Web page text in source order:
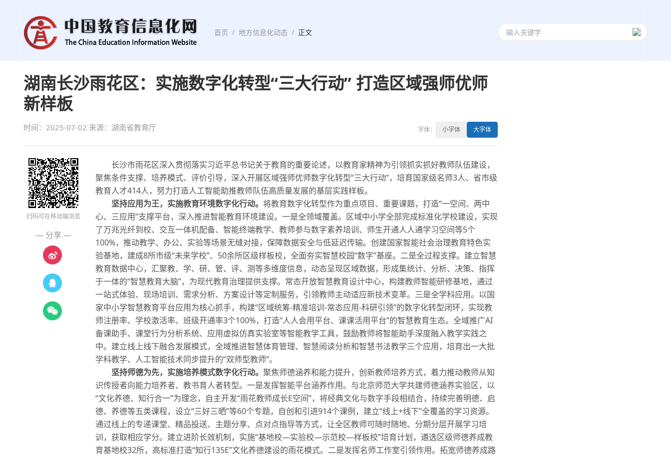
首页 / 地方信息化动态 / 正文
湖南长沙雨花区：实施数字化转型“三大行动” 打造区域强师优师
新样板
时间：2025-07-02 来源：湖南省教育厅 字体： 小字体 大字体
扫码可在移动端浏览
— 分享 —
长沙市雨花区深入贯彻落实习近平总书记关于教育的重要论述，以教育家精神为引领抓实抓好教师队伍建设，
聚焦条件支撑、培养模式、评价引导，深入开展区域强师优师数字化转型“三大行动”，培育国家级名师3人、省市级
教育人才414人，努力打造人工智能助推教师队伍高质量发展的基层实践样板。
坚持应用为王，实施教育环境数字化行动。 将教育数字化转型作为重点项目、重要课题，打造“一空间、两中
心、三应用”支撑平台，深入推进智能教育环境建设。一是全领域覆盖。区域中小学全部完成标准化学校建设，实现
了万兆光纤到校、交互一体机配备、智能终端教学、教师参与数字素养培训、师生开通人人通学习空间等5个
100%，推动教学、办公、实验等场景无缝对接，保障数据安全与低延迟传输。创建国家智能社会治理教育特色实
验基地，建成8所市级“未来学校”、50余所区级样板校，全面夯实智慧校园“数字”基座。二是全过程支撑。建立智慧
教育数据中心，汇聚教、学、研、管、评、测等多维度信息，动态呈现区域数据，形成集统计、分析、决策、指挥
于一体的“智慧教育大脑”，为现代教育治理提供支撑。常态开放智慧教育设计中心，构建教师智能研修基地，通过
一站式体验、现场培训、需求分析、方案设计等定制服务，引领教师主动适应新技术变革。三是全学科应用。以国
家中小学智慧教育平台应用为核心抓手，构建“区域统筹-精准培训-常态应用-科研引领”的数字化转型闭环，实现教
师注册率、学校激活率、班级开通率3个100%，打造“人人会用平台、课课活用平台”的智慧教育生态。全域推广AI
备课助手、课堂行为分析系统、应用虚拟仿真实验室等智能教学工具，鼓励教师将智能助手深度融入教学实践之
中。建立线上线下融合发展模式，全域推进智慧体育管理、智慧阅读分析和智慧书法教学三个应用，培育出一大批
学科教学、 人工智能技术同步提升的“双师型教师”。
坚持师德为先，实施培养模式数字化行动。 聚焦师德涵养和能力提升，创新教师培养方式，着力推动教师从知
识传授者向能力培养者、教书育人者转型。一是发挥智能平台涵养作用。与北京师范大学共建师德涵养实验区，以
“文化养德、知行合一”为理念，自主开发“雨花教师成长E空间”，将经典文化与数字手段相结合，持续完善明德、启
德、养德等五类课程，设立“三好三晒”等60个专题，自创和引进914个课例，建立“线上+线下”全覆盖的学习资源。
通过线上的专递课堂、精品投送、主题分享、点对点指导等方式，让全区教师可随时随地、分期分层开展学习培
训，获取相应学分。建立进阶长效机制，实施“基地校—实验校—示范校—样板校”培育计划，遴选区级师德养成教
育基地校32所，高标准打造“知行135E”文化养德建设的雨花模式。二是发挥名师工作室引领作用。拓宽师德养成路